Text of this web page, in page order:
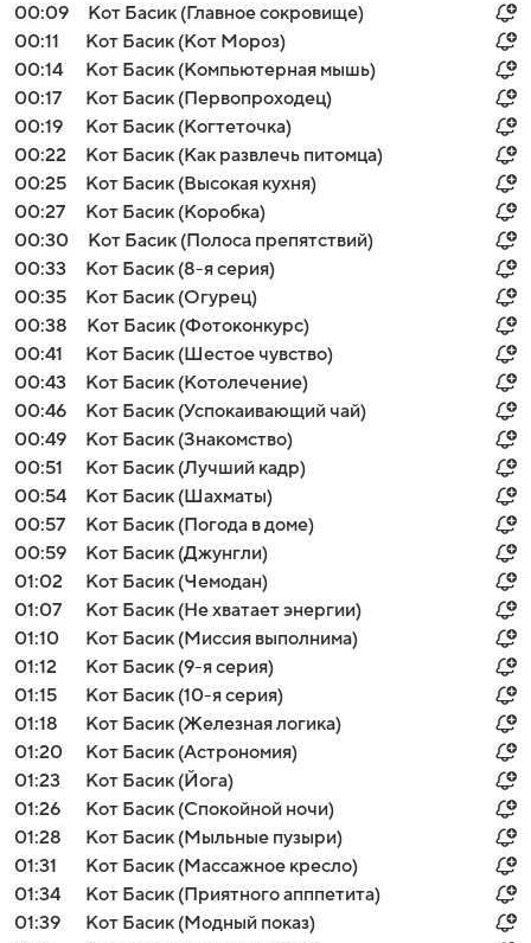
00:09
Кот Басик (Главное сокровище)
00:11
Кот Басик (Кот Мороз)
00:14
Кот Басик (Компьютерная мышь)
00:17
Кот Басик (Первопроходец)
00:19
Кот Басик (Когтеточка)
00:22
Кот Басик (Как развлечь питомца)
00:25
Кот Басик (Высокая кухня)
00:27
Кот Басик (Коробка)
00:30
Кот Басик (Полоса препятствий)
00:33
Кот Басик (8-я серия)
00:35
Кот Басик (Огурец)
00:38
Кот Басик (Фотоконкурс)
00:41
Кот Басик (Шестое чувство)
00:43
Кот Басик (Котолечение)
00:46
Кот Басик (Успокаивающий чай)
00:49
Кот Басик (Знакомство)
00:51
Кот Басик (Лучший кадр)
00:54
Кот Басик (Шахматы)
00:57
Кот Басик (Погода в доме)
00:59
Кот Басик (Джунгли)
01:02
Кот Басик (Чемодан)
01:07
Кот Басик (Не хватает энергии)
01:10
Кот Басик (Миссия выполнима)
01:12
Кот Басик (9-я серия)
01:15
Кот Басик (10-я серия)
01:18
Кот Басик (Железная логика)
01:20
Кот Басик (Астрономия)
01:23
Кот Басик (Йога)
01:26
Кот Басик (Спокойной ночи)
01:28
Кот Басик (Мыльные пузыри)
01:31
Кот Басик (Массажное кресло)
01:34
Кот Басик (Приятного апппетита)
01:39
Кот Басик (Модный показ)